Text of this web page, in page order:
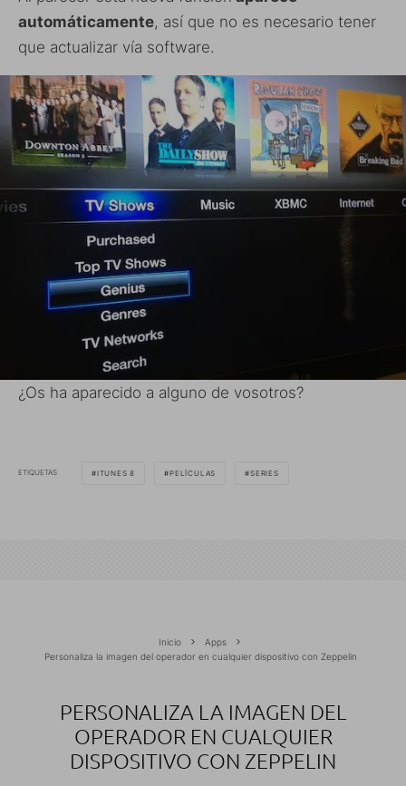
automáticamente, así que no es necesario tener
que actualizar vía software.
¿Os ha aparecido a alguno de vosotros?
ETIQUETAS ITUNES 8 PELÍCULAS SERIES
Inicio
Apps
Personaliza la imagen del operador en cualquier dispositivo con Zeppelin
PERSONALIZA LA IMAGEN DEL
OPERADOR EN CUALQUIER
DISPOSITIVO CON ZEPPELIN